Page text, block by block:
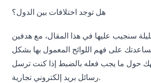
هل توجد اختلافات بين الدول؟
سنجيب عليها في هذا المقال، مع هدفين
على فهم اللوائح المعمول بها بشكل
حول ما يجب فعله بالضبط إذا كنت ترسل
رسائل بريد إلكتروني تجارية.